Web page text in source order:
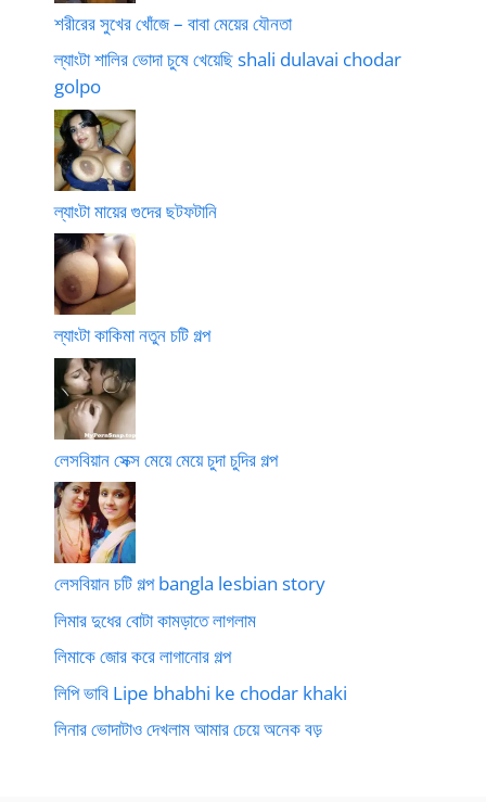
শরীরের সুখের খোঁজে – বাবা মেয়ের যৌনতা
ল্যাংটা শালির ভোদা চুষে খেয়েছি shali dulavai chodar
golpo
ল্যাংটা মায়ের গুদের ছটফটানি
ল্যাংটা কাকিমা নতুন চটি গল্প
লেসবিয়ান সেক্স মেয়ে মেয়ে চুদা চুদির গল্প
লেসবিয়ান চটি গল্প bangla lesbian story
লিমার দুধের বোটা কামড়াতে লাগলাম
লিমাকে জোর করে লাগানোর গল্প
লিপি ভাবি Lipe bhabhi ke chodar khaki
লিনার ভোদাটাও দেখলাম আমার চেয়ে অনেক বড়